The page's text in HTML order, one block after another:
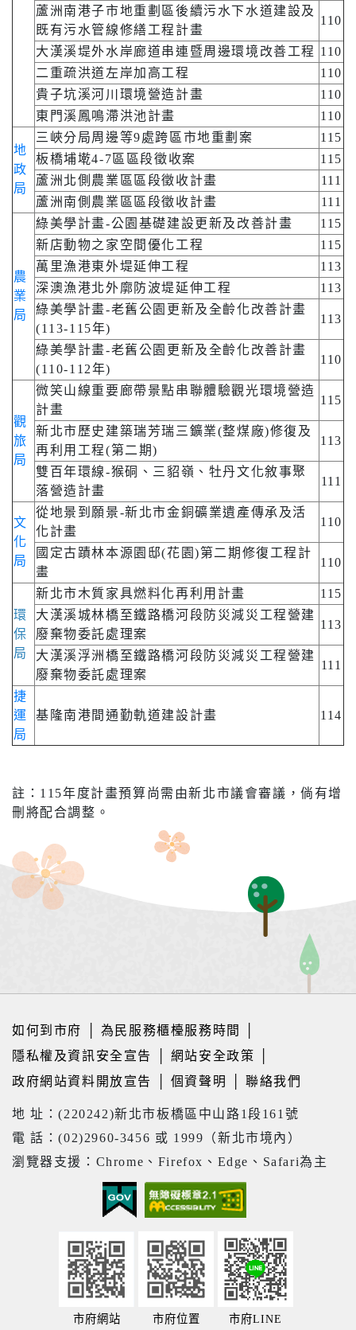
蘆洲南港子市地重劃區後續污水下水道建設及
既有污水管線修繕工程計畫
110
大漢溪堤外水岸廊道串連暨周邊環境改善工程 110
二重疏洪道左岸加高工程
110
貴子坑溪河川環境營造計畫
110
東門溪鳳鳴滯洪池計畫
110
地
政
局
三峽分局周邊等9處跨區市地重劃案
115
板橋埔墘4-7區區段徵收案
115
蘆洲北側農業區區段徵收計畫
111
蘆洲南側農業區區段徵收計畫
111
農
業
局
綠美學計畫-公園基礎建設更新及改善計畫
115
新店動物之家空間優化工程
115
萬里漁港東外堤延伸工程
113
深澳漁港北外廓防波堤延伸工程
113
綠美學計畫-老舊公園更新及全齡化改善計畫
(113-115年)
113
綠美學計畫-老舊公園更新及全齡化改善計畫
(110-112年)
110
觀
旅
局
微笑山線重要廊帶景點串聯體驗觀光環境營造
計畫
115
新北市歷史建築瑞芳瑞三鑛業(整煤廠)修復及
再利用工程(第二期)
113
雙百年環線-猴硐、三貂嶺、牡丹文化敘事聚
落營造計畫
111
文
化
局
從地景到願景-新北市金銅礦業遺產傳承及活
化計畫
110
國定古蹟林本源園邸(花園)第二期修復工程計
畫
110
環
保
局
新北市木質家具燃料化再利用計畫
115
大漢溪城林橋至鐵路橋河段防災減災工程營建
廢棄物委託處理案
113
大漢溪浮洲橋至鐵路橋河段防災減災工程營建
廢棄物委託處理案
111
捷
運
局
基隆南港間通勤軌道建設計畫 114
註：115年度計畫預算尚需由新北市議會審議，倘有增
刪將配合調整。
如何到市府 為民服務櫃檯服務時間
隱私權及資訊安全宣告
網站安全政策
政府網站資料開放宣告
個資聲明 │聯絡我們
地 址：(220242)新北市板橋區中山路1段161號
電 話：(02)2960-3456 或 1999（新北市境內）
瀏覽器支援：Chrome、Firefox、Edge、Safari為主
市府網站 市府位置 市府LINE